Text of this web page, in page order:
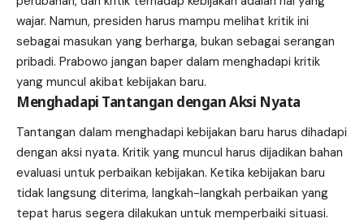
wajar. Namun, presiden harus mampu melihat kritik ini
sebagai masukan yang berharga, bukan sebagai serangan
pribadi. Prabowo jangan baper dalam menghadapi kritik
yang muncul akibat kebijakan baru.
Menghadapi Tantangan dengan Aksi Nyata
Tantangan dalam menghadapi kebijakan baru harus dihadapi
dengan aksi nyata. Kritik yang muncul harus dijadikan bahan
evaluasi untuk perbaikan kebijakan. Ketika kebijakan baru
tidak langsung diterima, langkah-langkah perbaikan yang
tepat harus segera dilakukan untuk memperbaiki situasi.